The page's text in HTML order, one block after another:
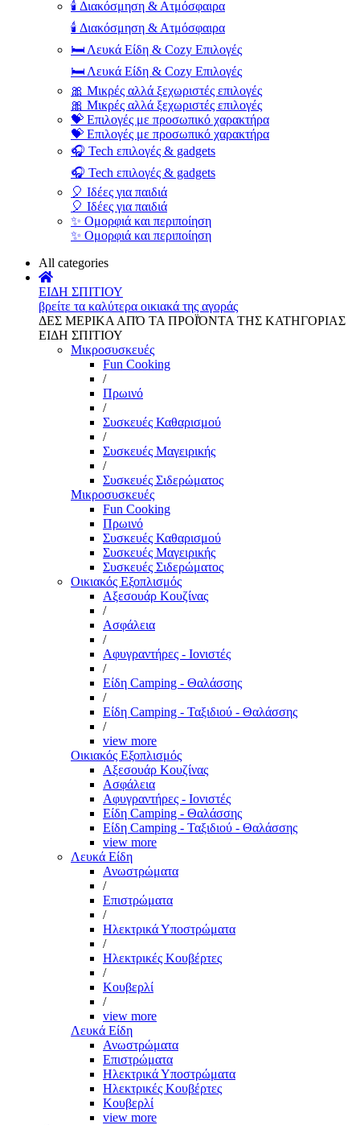
🕯️ Διακόσμηση & Ατμόσφαιρα
🕯️ Διακόσμηση & Ατμόσφαιρα
🛏️ Λευκά Είδη & Cozy Επιλογές
🛏️ Λευκά Είδη & Cozy Επιλογές
🎀 Μικρές αλλά ξεχωριστές επιλογές
🎀 Μικρές αλλά ξεχωριστές επιλογές
💝 Επιλογές με προσωπικό χαρακτήρα
💝 Επιλογές με προσωπικό χαρακτήρα
🎧 Tech επιλογές & gadgets
🎧 Tech επιλογές & gadgets
🎈 Ιδέες για παιδιά
🎈 Ιδέες για παιδιά
✨ Ομορφιά και περιποίηση
✨ Ομορφιά και περιποίηση
All categories
ΕΙΔΗ ΣΠΙΤΙΟΥ
βρείτε τα καλύτερα οικιακά της αγοράς
ΔΕΣ ΜΕΡΙΚΑ ΑΠΌ ΤΑ ΠΡΟΪΌΝΤΑ ΤΗΣ ΚΑΤΗΓΟΡΙΑΣ
ΕΙΔΗ ΣΠΙΤΙΟΥ
Μικροσυσκευές
Fun Cooking
/
Πρωινό
/
Συσκευές Καθαρισμού
/
Συσκευές Μαγειρικής
/
Συσκευές Σιδερώματος
Μικροσυσκευές
Fun Cooking
Πρωινό
Συσκευές Καθαρισμού
Συσκευές Μαγειρικής
Συσκευές Σιδερώματος
Οικιακός Εξοπλισμός
Αξεσουάρ Κουζίνας
/
Ασφάλεια
/
Αφυγραντήρες - Ιονιστές
/
Είδη Camping - Θαλάσσης
/
Είδη Camping - Ταξιδιού - Θαλάσσης
/
view more
Οικιακός Εξοπλισμός
Αξεσουάρ Κουζίνας
Ασφάλεια
Αφυγραντήρες - Ιονιστές
Είδη Camping - Θαλάσσης
Είδη Camping - Ταξιδιού - Θαλάσσης
view more
Λευκά Είδη
Ανωστρώματα
/
Επιστρώματα
/
Ηλεκτρικά Υποστρώματα
/
Ηλεκτρικές Κουβέρτες
/
Κουβερλί
/
view more
Λευκά Είδη
Ανωστρώματα
Επιστρώματα
Ηλεκτρικά Υποστρώματα
Ηλεκτρικές Κουβέρτες
Κουβερλί
view more